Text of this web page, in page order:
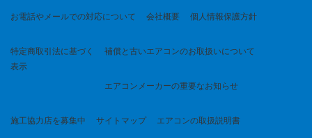
お電話やメールでの対応について 会社概要 個人情報保護方針
特定商取引法に基づく
表示
補償と古いエアコンのお取扱いについて
エアコンメーカーの重要なお知らせ
施工協力店を募集中 サイトマップ エアコンの取扱説明書